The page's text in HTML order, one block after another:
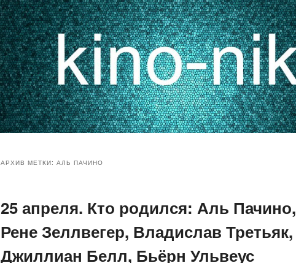
основному
содержимому
дополнительному
содержимому
АРХИВ МЕТКИ:АЛЬ ПАЧИНО
25 апреля. Кто родился: Аль Пачино,
Рене Зеллвегер, Владислав Третьяк,
Джиллиан Белл, Бьёрн Ульвеус